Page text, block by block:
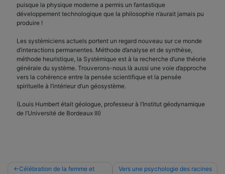
puisque la physique moderne a permis un fantastique
développement technologique que la philosophie n’aurait jamais pu
produire !
Les systémiciens actuels portent un regard nouveau sur ce monde
d’interactions permanentes. Méthode d’analyse et de synthèse,
méthode heuristique, la Systémique est à la recherche d’une théorie
générale du système. Trouverons-nous là aussi une voie d’approche
vers la cohérence entre la pensée scientifique et la pensée
spirituelle à l’intérieur d’un géosystème.
(Louis Humbert était géologue, professeur à l’Institut géodynamique
de l’Université de Bordeaux III)
Navigation
Célébration de la femme et
Vers une psychologie des racines